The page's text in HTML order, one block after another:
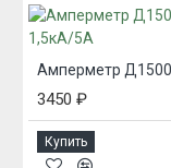
3450 ₽
Купить